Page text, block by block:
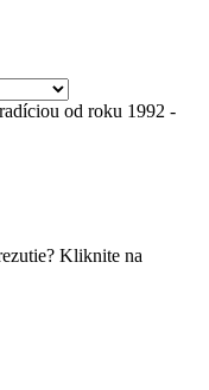
od roku 1992 -
Kliknite na